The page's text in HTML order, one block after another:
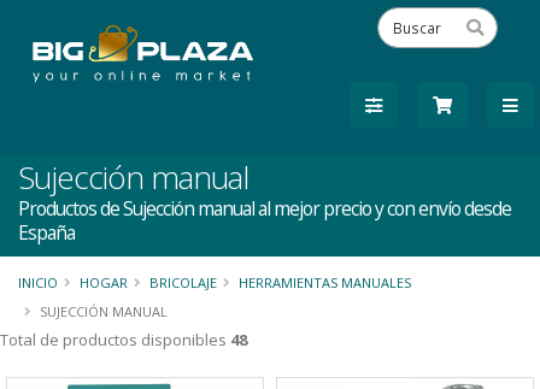
Sujección manual
Productos de Sujección manual al mejor precio y con envío desde
España
INICIO HOGAR BRICOLAJE
HERRAMIENTAS MANUALES
SUJECCIÓN MANUAL
Total de productos disponibles 48